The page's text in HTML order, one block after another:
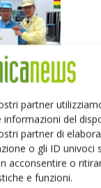
partner
del
partner di
o gli ID univoci
acconsentire o
e funzioni.
for Koh Young
2017